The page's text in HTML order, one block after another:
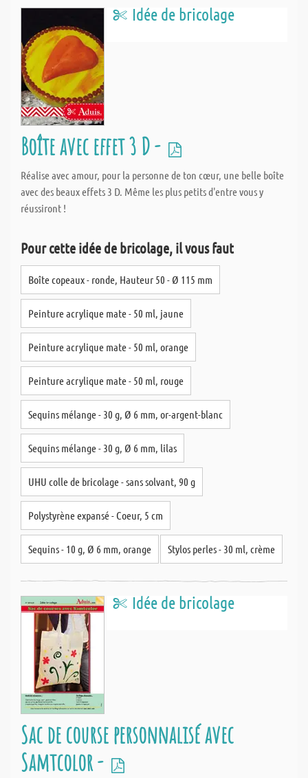
Idée de bricolage
Boîte avec effet 3 D -
Réalise avec amour, pour la personne de ton cœur, une belle boîte
avec des beaux effets 3 D. Même les plus petits d'entre vous y
réussiront !
Pour cette idée de bricolage, il vous faut
Boîte copeaux - ronde, Hauteur 50 - Ø 115 mm
Peinture acrylique mate - 50 ml, jaune
Peinture acrylique mate - 50 ml, orange
Peinture acrylique mate - 50 ml, rouge
Sequins mélange - 30 g, Ø 6 mm, or-argent-blanc
Sequins mélange - 30 g, Ø 6 mm, lilas
UHU colle de bricolage - sans solvant, 90 g
Polystyrène expansé - Coeur, 5 cm
Sequins - 10 g, Ø 6 mm, orange Stylos perles - 30 ml, crème
Idée de bricolage
Sac de course personnalisé avec
Samtcolor -